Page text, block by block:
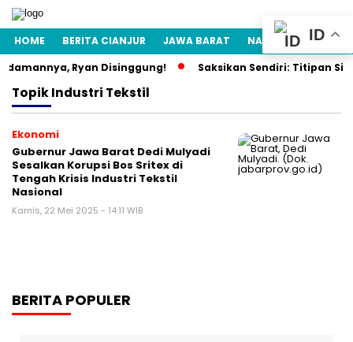
HOME BERITA CIANJUR JAWA BARAT NASIONAL
Ryan Disinggung!
Saksikan Sendiri: Titipan
TopikIndustri Tekstil
Ekonomi
Gubernur Jawa Barat Dedi Mulyadi
Sesalkan Korupsi Bos Sritex di
Tengah Krisis Industri Tekstil
Nasional
Kamis, 22 Mei 2025 - 14:11 WIB
BERITA POPULER
ID